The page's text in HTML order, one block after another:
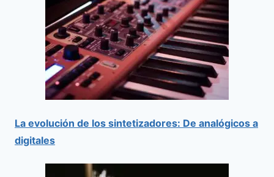
La evolución de los sintetizadores: De analógicos a
digitales